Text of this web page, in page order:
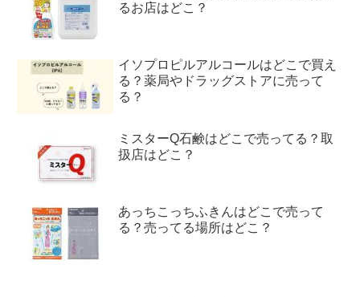
るお店はどこ？
イソプロピルアルコールはどこで買え
る？薬局やドラッグストアに売って
る？
ミスターQ石鹸はどこで売ってる？取
扱店はどこ？
あっちこっちふきんはどこで売って
る？売ってる場所はどこ？